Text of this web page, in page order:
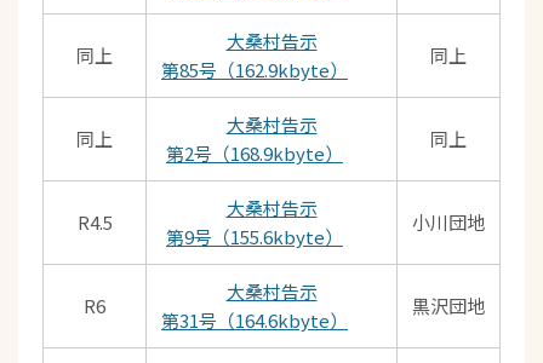
同上
大桑村告示
第85号（162.9kbyte）
同上
同上
大桑村告示
第2号（168.9kbyte）
同上
R4.5
大桑村告示
第9号（155.6kbyte）
小川団地
R6
大桑村告示
第31号（164.6kbyte）
黒沢団地